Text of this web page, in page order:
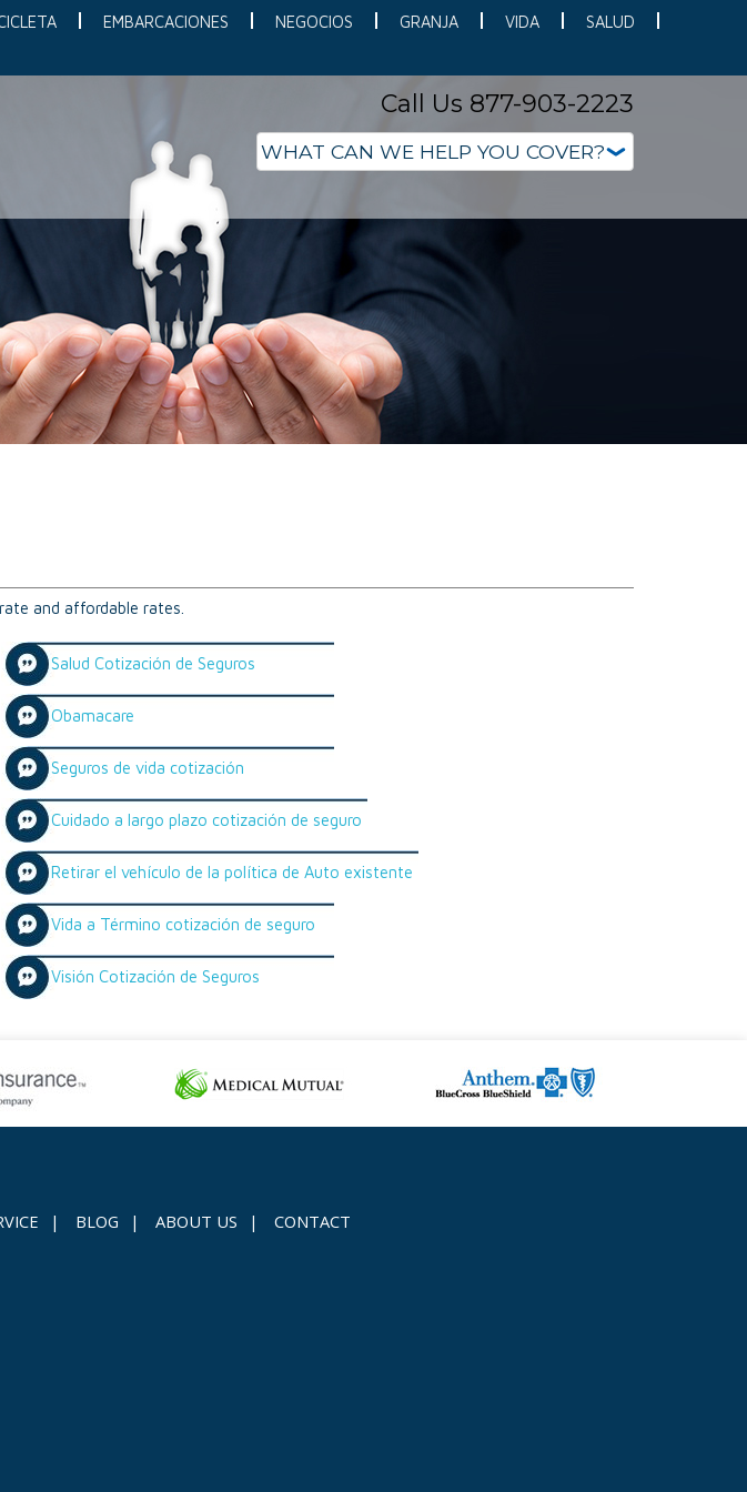
EMBARCACIONES NEGOCIOS GRANJA VIDA
SALUD
Call Us 877-903-2223
and affordable rates.
Salud Cotización de Seguros
Obamacare
Seguros de vida cotización
Cuidado a largo plazo cotización de seguro
Retirar el vehículo de la política de Auto existente
Vida a Término cotización de seguro
Visión Cotización de Seguros
| BLOG | ABOUT US | CONTACT